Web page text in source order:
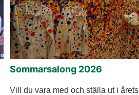
Sommarsalong 2026
Vill du vara med och ställa ut i årets